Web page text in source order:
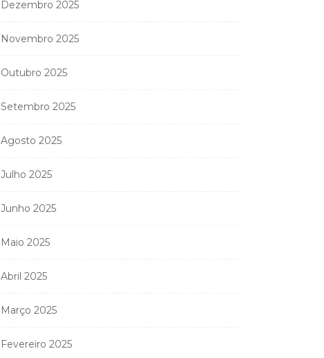
Dezembro 2025
Novembro 2025
Outubro 2025
Setembro 2025
Agosto 2025
Julho 2025
Junho 2025
Maio 2025
Abril 2025
Março 2025
Fevereiro 2025